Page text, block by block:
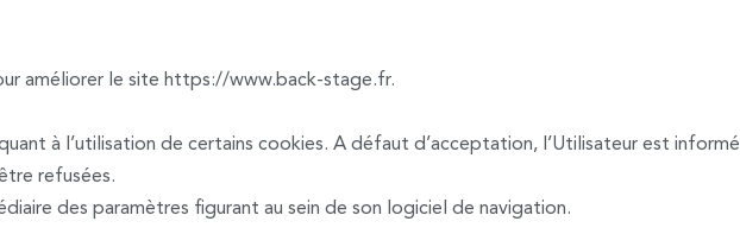
améliorer le site https://www.back-stage.fr.
à l’utilisation de certains cookies. A défaut d’acceptation, l’Utilisateur est informé
refusées.
des paramètres figurant au sein de son logiciel de navigation.